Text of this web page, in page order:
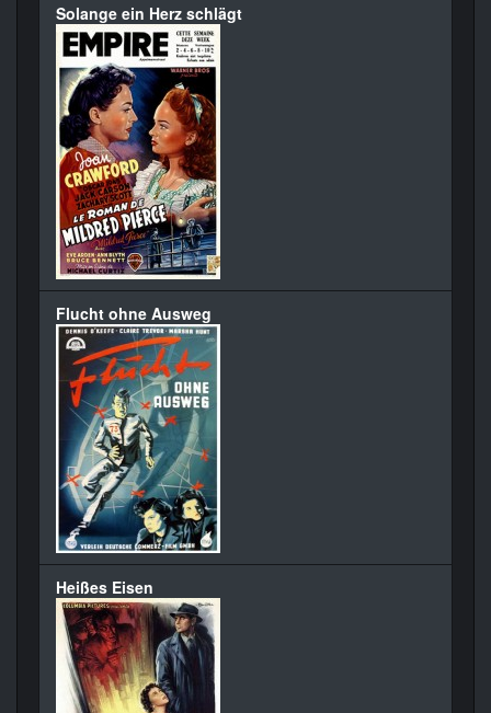
Solange ein Herz schlägt
Flucht ohne Ausweg
Heißes Eisen